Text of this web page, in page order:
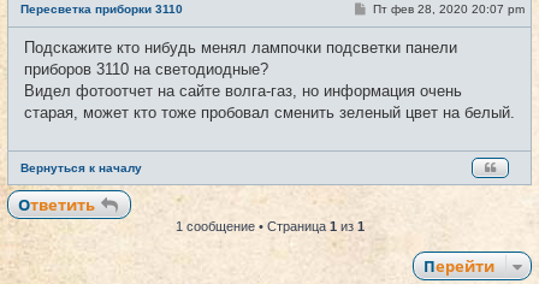
т
и
Пересветка приборки 3110 #1
С
б
н
и
Пт фев 28, 2020 20:07 pm
Подскажите кто нибудь менял лампочки подсветки панели
приборов 3110 на светодиодные?
Видел фотоотчет на сайте волга-газ, но информация очень
старая, может кто тоже пробовал сменить зеленый цвет на белый.
Вернуться к началу
Ответить
1 сообщение • Страница 1 из 1
Перейти